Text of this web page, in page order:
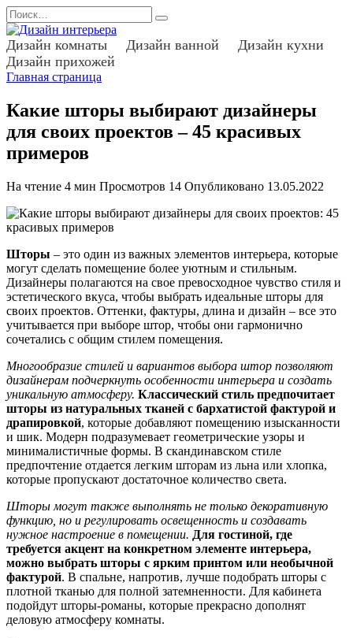
Перейти
к
содержанию
Search
for:
Дизайн комнаты Дизайн ванной
Дизайн кухни
Дизайн прихожей
Главная страница
Какие шторы выбирают дизайнеры
для своих проектов – 45 красивых
примеров
На чтение 4 мин Просмотров 14 Опубликовано 13.05.2022
Шторы – это один из важных элементов интерьера, которые
могут сделать помещение более уютным и стильным.
Дизайнеры полагаются на свое превосходное чувство стиля и
эстетического вкуса, чтобы выбрать идеальные шторы для
своих проектов. Оттенки, фактуры, длина и дизайн – все это
учитывается при выборе штор, чтобы они гармонично
сочетались с общим стилем помещения.
Многообразие стилей и вариантов выбора штор позволяют
дизайнерам подчеркнуть особенности интерьера и создать
уникальную атмосферу. Классический стиль предпочитает
шторы из натуральных тканей с бархатистой фактурой и
драпировкой, которые добавляют помещению изысканности
и шик. Модерн подразумевает геометрические узоры и
минималистичные формы. В скандинавском стиле
предпочтение отдается легким шторам из льна или хлопка,
которые пропускают достаточное количество света.
Шторы могут также выполнять не только декоративную
функцию, но и регулировать освещенность и создавать
нужное настроение в помещении. Для гостиной, где
требуется акцент на конкретном элементе интерьера,
можно выбрать шторы с ярким принтом или необычной
фактурой. В спальне, напротив, лучше подобрать шторы с
плотной тканью для полной затемненности. Для кабинета
подойдут шторы-романы, которые прекрасно дополнят
деловую атмосферу комнаты.